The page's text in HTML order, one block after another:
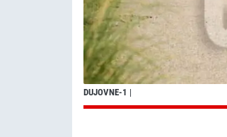
DUJOVNE-1 |